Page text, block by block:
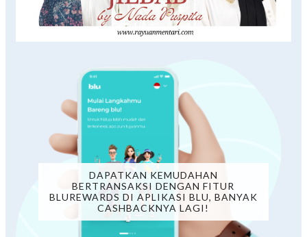
DAPATKAN KEMUDAHAN
BERTRANSAKSI DENGAN FITUR
BLUREWARDS DI APLIKASI BLU, BANYAK
CASHBACKNYA LAGI!